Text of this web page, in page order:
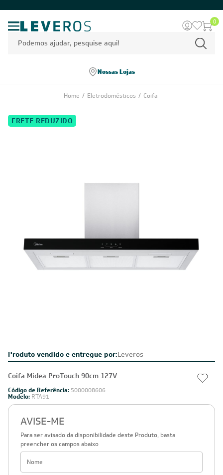
0
Nossas Lojas
Home / Eletrodomésticos / Coifa
Produto vendido e entregue por:Leveros
Coifa Midea ProTouch 90cm 127V
Código de Referência: 5000008606
Modelo: RTA91
AVISE-ME
Para ser avisado da disponibilidade deste Produto, basta
preencher os campos abaixo
FRETE REDUZIDO